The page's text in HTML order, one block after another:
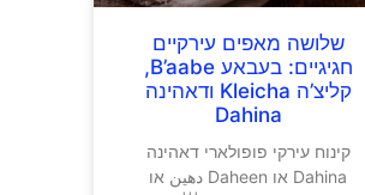
שלושה מאפים עירקיים
חגיגיים: בעבאע B’aabe,
קליצ’ה Kleicha ודאהינה
Dahina
קינוח עירקי פופולארי דאהינה
Dahina או Daheen دهين או